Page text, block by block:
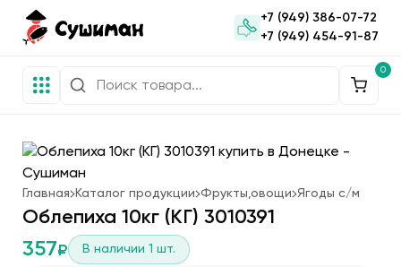
+7 (949) 386-07-72
+7 (949) 454-91-87
0
Главная Каталог продукции Фрукты,овощи Ягоды с/м
Облепиха 10кг (КГ) 3010391
357₽ В наличии 1 шт.